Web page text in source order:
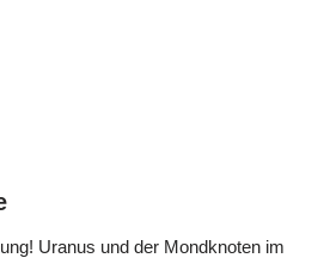
Uranus und der Mondknoten im